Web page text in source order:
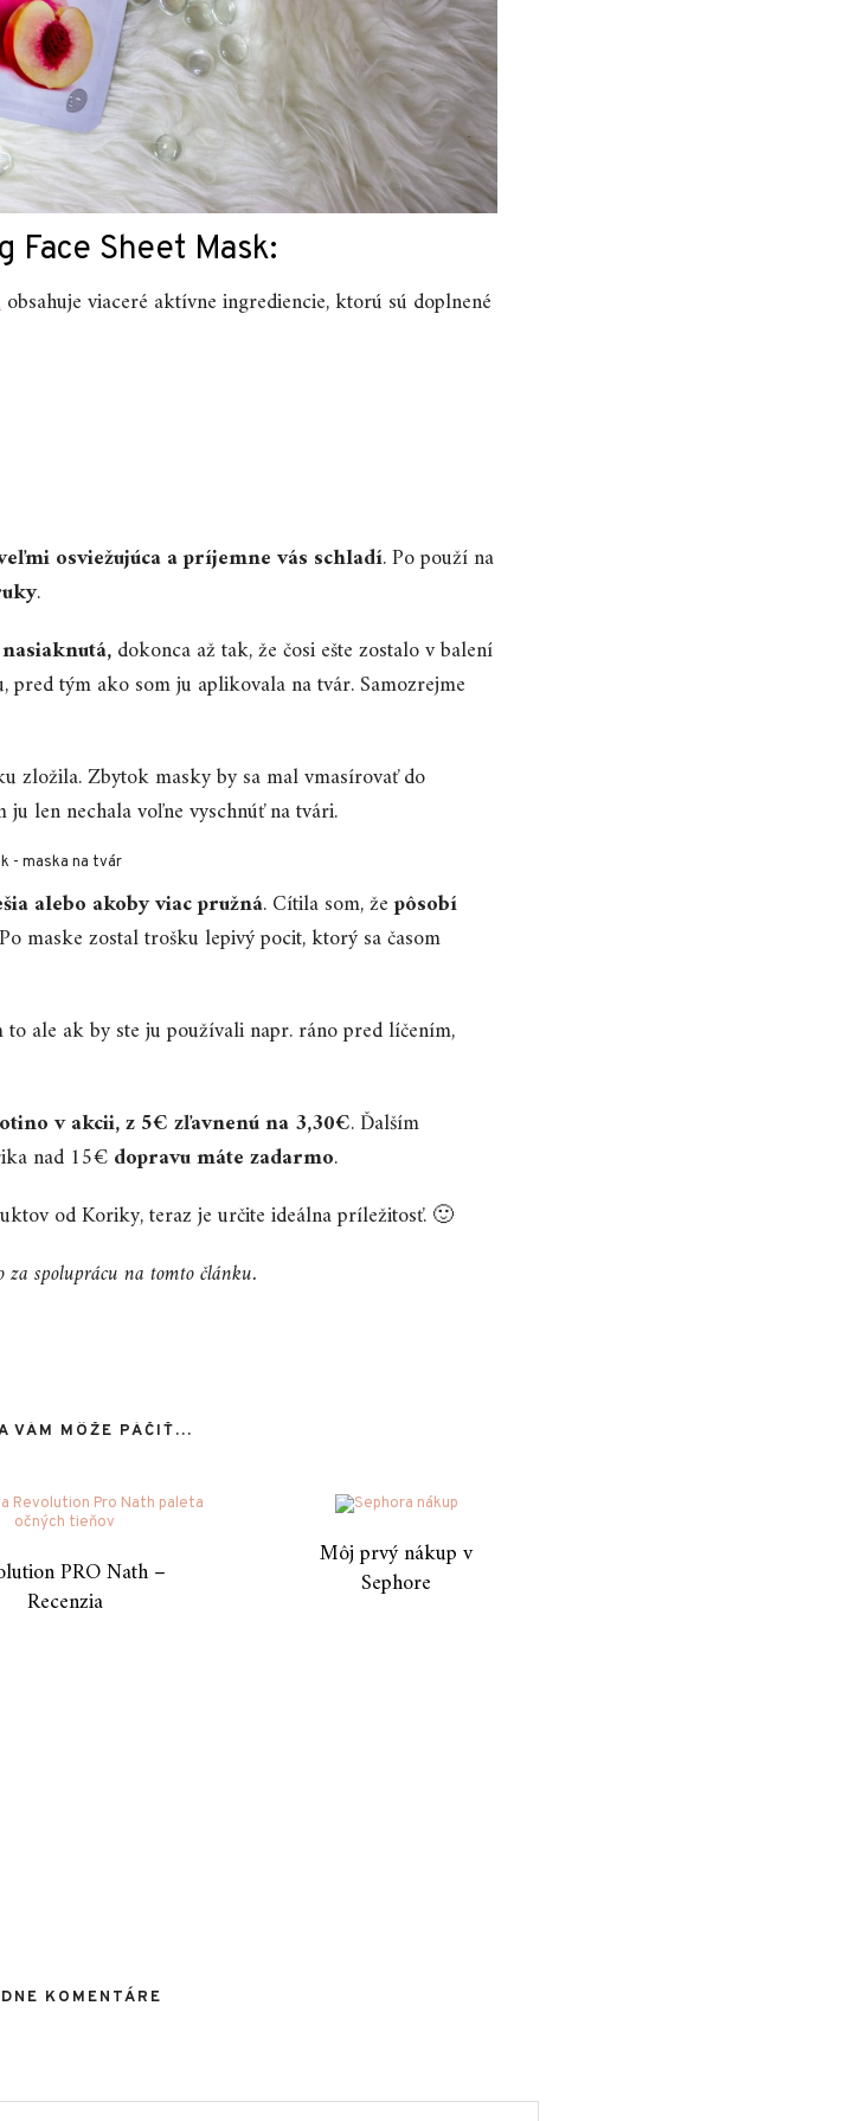
Face Sheet Mask:
obsahuje viaceré aktívne ingrediencie, ktorú sú doplnené
osviežujúca a príjemne vás schladí. Po použí na
.
dokonca až tak, že čosi ešte zostalo v balení
tým ako som ju aplikovala na tvár. Samozrejme
zložila. Zbytok masky by sa mal vmasírovať do
len nechala voľne vyschnúť na tvári.
alebo akoby viac pružná. Cítila som, žepôsobí
maske zostal trošku lepivý pocit, ktorý sa časom
ale ak by ste ju používali napr. ráno pred líčením,
v akcii, z 5€ zľavnenú na 3,30€. Ďalším
nad 15€dopravu máte zadarmo.
od Koriky, teraz je určite ideálna príležitosť. 🙂
spoluprácu na tomto článku.
VÁM MÔŽE PÁČIŤ…
PRO Nath –
Recenzia
Môj prvý nákup v
Sephore
KOMENTÁRE